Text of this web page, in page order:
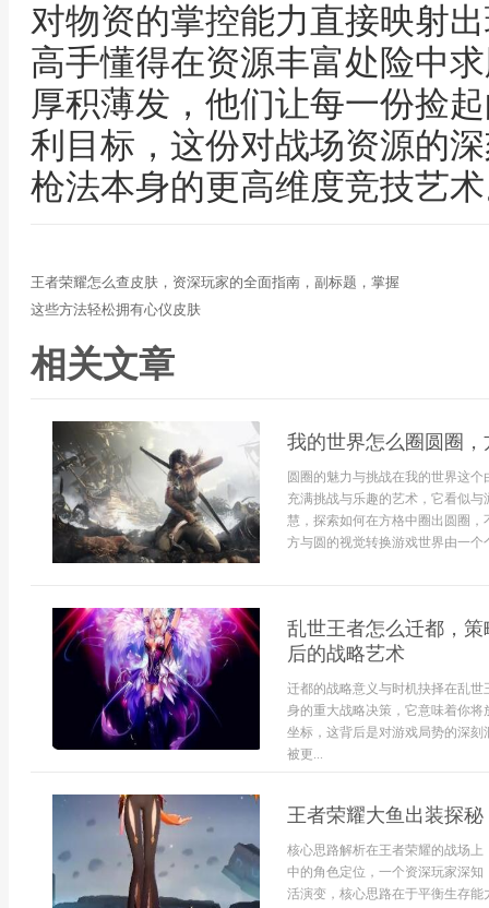
对物资的掌控能力直接映射
高手懂得在资源丰富处险中
厚积薄发，他们让每一份捡
利目标，这份对战场资源的
枪法本身的更高维度竞技艺
王者荣耀怎么查皮肤，资深玩家的全面指南，副标题，掌握
这些方法轻松拥有心仪皮肤
相关文章
我的世界怎么圈圆圈
圆圈的魅力与挑战在我的世界这
充满挑战与乐趣的艺术，它看似
慧，探索如何在方格中圈出圆圈
方与圆的视觉转换游戏世界由一
乱世王者怎么迁都，
后的战略艺术
迁都的战略意义与时机抉择在乱
身的重大战略决策，它意味着你
坐标，这背后是对游戏局势的深
被更...
王者荣耀大鱼出装探
核心思路解析在王者荣耀的战场
中的角色定位，一个资深玩家深
活演变，核心思路在于平衡生存